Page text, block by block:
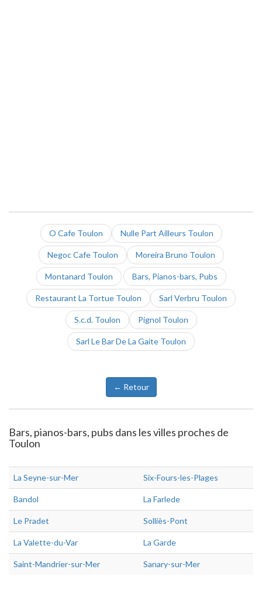
O Cafe Toulon Nulle Part Ailleurs Toulon
Negoc Cafe Toulon Moreira Bruno Toulon
Montanard Toulon Bars, Pianos-bars, Pubs
Restaurant La Tortue Toulon Sarl Verbru Toulon
S.c.d. Toulon Pignol Toulon
Sarl Le Bar De La Gaite Toulon
← Retour
Bars, pianos-bars, pubs dans les villes proches de
Toulon
La Seyne-sur-Mer Six-Fours-les-Plages
Bandol La Farlede
Le Pradet Solliès-Pont
La Valette-du-Var La Garde
Saint-Mandrier-sur-Mer Sanary-sur-Mer